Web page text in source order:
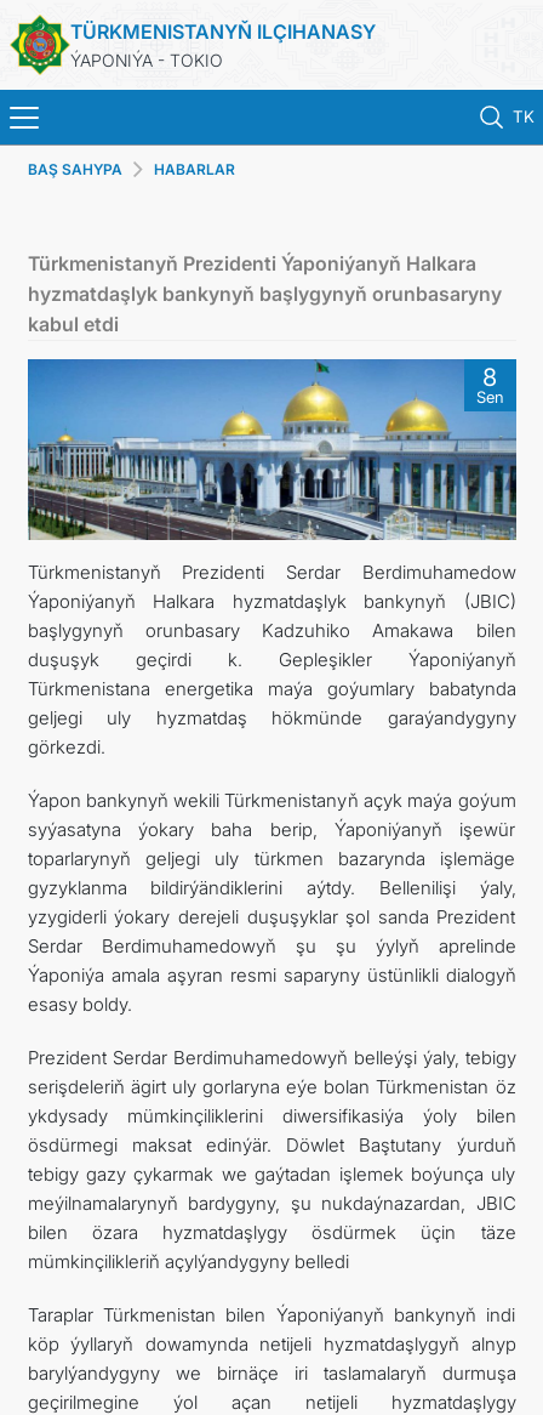
TÜRKMENISTANYŇ ILÇIHANASY
ÝAPONIÝA - TOKIO
TK
BAŞ SAHYPA
TÜRKMENISTAN
KONSULLYK HYZMATLARY
DIM
ARAGATNAŞYK
FOLLOW US ON INSTAGRAM
INVEST TO TURKMENISTAN! PROJECTS AND USEFUL
INFORMATION
BAŞ SAHYPA HABARLAR
Türkmenistanyň Prezidenti Ýaponiýanyň Halkara
hyzmatdaşlyk bankynyň başlygynyň orunbasaryny
kabul etdi
8
Sen
Türkmenistanyň Prezidenti Serdar Berdimuhamedow
Ýaponiýanyň Halkara hyzmatdaşlyk bankynyň (JBIC)
başlygynyň orunbasary Kadzuhiko Amakawa bilen
duşuşyk geçirdi k. Gepleşikler Ýaponiýanyň
Türkmenistana energetika maýa goýumlary babatynda
geljegi uly hyzmatdaş hökmünde garaýandygyny
görkezdi.
Ýapon bankynyň wekili Türkmenistanyň açyk maýa goýum
syýasatyna ýokary baha berip, Ýaponiýanyň işewür
toparlarynyň geljegi uly türkmen bazarynda işlemäge
gyzyklanma bildirýändiklerini aýtdy. Bellenilişi ýaly,
yzygiderli ýokary derejeli duşuşyklar şol sanda Prezident
Serdar Berdimuhamedowyň şu şu ýylyň aprelinde
Ýaponiýa amala aşyran resmi saparyny üstünlikli dialogyň
esasy boldy.
Prezident Serdar Berdimuhamedowyň belleýşi ýaly, tebigy
serişdeleriň ägirt uly gorlaryna eýe bolan Türkmenistan öz
ykdysady mümkinçiliklerini diwersifikasiýa ýoly bilen
ösdürmegi maksat edinýär. Döwlet Baştutany ýurduň
tebigy gazy çykarmak we gaýtadan işlemek boýunça uly
meýilnamalarynyň bardygyny, şu nukdaýnazardan, JBIC
bilen özara hyzmatdaşlygy ösdürmek üçin täze
mümkinçilikleriň açylýandygyny belledi
Taraplar Türkmenistan bilen Ýaponiýanyň bankynyň indi
köp ýyllaryň dowamynda netijeli hyzmatdaşlygyň alnyp
barylýandygyny we birnäçe iri taslamalaryň durmuşa
geçirilmegine ýol açan netijeli hyzmatdaşlygy